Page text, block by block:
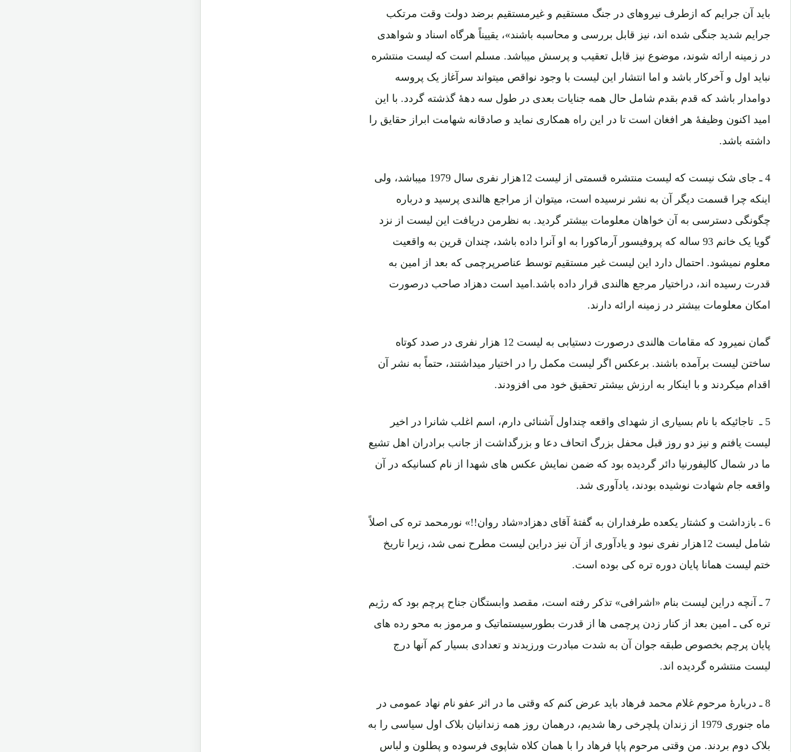
باید آن جرایم که ازطرف نیروهای در جنگ مستقیم و غیرمستقیم برضد دولت وقت مرتکب
جرایم شدید جنگی شده اند، نیز قابل بررسی و محاسبه باشند»، یقییناً هرگاه اسناد و شواهدی
در زمینه ارائه شوند، موضوع نیز قابل تعقیب و پرسش میباشد. مسلم است که لیست منتشره
نباید اول و آخرکار باشد و اما انتشار این لیست با وجود نواقص میتواند سرآغاز یک پروسه
دوامدار باشد که قدم بقدم شامل حال همه جنایات بعدی در طول سه دهۀ گذشته گردد. با این
امید اکنون وظیفۀ هر افغان است تا در این راه همکاری نماید و صادقانه شهامت ابراز حقایق را
داشته باشد.
4 ـ جای شک نیست که لیست منتشره قسمتی از لیست 12هزار نفری سال 1979 میباشد، ولی
اینکه چرا قسمت دیگر آن به نشر نرسیده است، میتوان از مراجع هالندی پرسید و درباره
چگونگی دسترسی به آن خواهان معلومات بیشتر گردید. به نظرمن دریافت این لیست از نزد
گویا یک خانم 93 ساله که پروفیسور آرماکورا به او آنرا داده باشد، چندان قرین به واقعیت
معلوم نمیشود. احتمال دارد این لیست غیر مستقیم توسط عناصرپرچمی که بعد از امین به
قدرت رسیده اند، دراختیار مرجع هالندی قرار داده باشد.امید است دهزاد صاحب درصورت
امکان معلومات بیشتر در زمینه ارائه دارند.
گمان نمیرود که مقامات هالندی درصورت دستیابی به لیست 12 هزار نفری در صدد کوتاه
ساختن لیست برآمده باشند. برعکس اگر لیست مکمل را در اختیار میداشتند، حتماً به نشر آن
اقدام میکردند و با اینکار به ارزش بیشتر تحقیق خود می افزودند.
5 ـ تاجائیکه با نام بسیاری از شهدای واقعه چنداول آشنائی دارم، اسم اغلب شانرا در اخیر
لیست یافتم و نیز دو روز قبل محفل بزرگ اتحاف دعا و بزرگداشت از جانب برادران اهل تشیع
ما در شمال کالیفورنیا دائر گردیده بود که ضمن نمایش عکس های شهدا از نام کسانیکه در آن
واقعه جام شهادت نوشیده بودند، یادآوری شد.
6 ـ بازداشت و کشتار یکعده طرفداران به گفتۀ آقای دهزاد«شاد روان!!» نورمحمد تره کی اصلاً
شامل لیست 12هزار نفری نبود و یادآوری از آن نیز دراین لیست مطرح نمی شد، زیرا تاریخ
ختم لیست همانا پایان دوره تره کی بوده است.
7 ـ آنچه دراین لیست بنام «اشرافی» تذکر رفته است، مقصد وابستگان جناح پرچم بود که رژیم
تره کی ـ امین بعد از کنار زدن پرچمی ها از قدرت بطورسیستماتیک و مرموز به محو رده های
پایان پرچم بخصوص طبقه جوان آن به شدت مبادرت ورزیدند و تعدادی بسیار کم آنها درج
لیست منتشره گردیده اند.
8 ـ دربارۀ مرحوم غلام محمد فرهاد باید عرض کنم که وقتی ما در اثر عفو نام نهاد عمومی در
ماه جنوری 1979 از زندان پلچرخی رها شدیم، درهمان روز همه زندانیان بلاک اول سیاسی را به
بلاک دوم بردند. من وقتی مرحوم پاپا فرهاد را با همان کلاه شاپوی فرسوده و پطلون و لباس